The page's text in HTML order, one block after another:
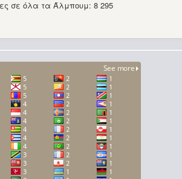
σε όλα τα Άλμπουμ: 8 295